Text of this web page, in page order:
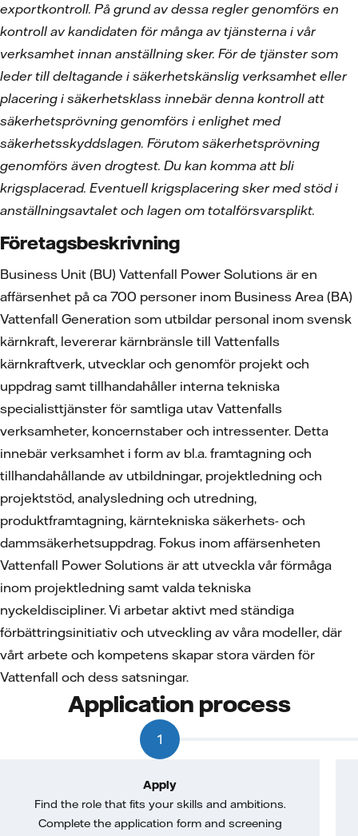
exportkontroll. På grund av dessa regler genomförs en
kontroll av kandidaten för många av tjänsterna i vår
verksamhet innan anställning sker. För de tjänster som
leder till deltagande i säkerhetskänslig verksamhet eller
placering i säkerhetsklass innebär denna kontroll att
säkerhetsprövning genomförs i enlighet med
säkerhetsskyddslagen. Förutom säkerhetsprövning
genomförs även drogtest. Du kan komma att bli
krigsplacerad. Eventuell krigsplacering sker med stöd i
anställningsavtalet och lagen om totalförsvarsplikt.
Företagsbeskrivning
Business Unit (BU) Vattenfall Power Solutions är en
affärsenhet på ca 700 personer inom Business Area (BA)
Vattenfall Generation som utbildar personal inom svensk
kärnkraft, levererar kärnbränsle till Vattenfalls
kärnkraftverk, utvecklar och genomför projekt och
uppdrag samt tillhandahåller interna tekniska
specialisttjänster för samtliga utav Vattenfalls
verksamheter, koncernstaber och intressenter. Detta
innebär verksamhet i form av bl.a. framtagning och
tillhandahållande av utbildningar, projektledning och
projektstöd, analysledning och utredning,
produktframtagning, kärntekniska säkerhets- och
dammsäkerhetsuppdrag. Fokus inom affärsenheten
Vattenfall Power Solutions är att utveckla vår förmåga
inom projektledning samt valda tekniska
nyckeldiscipliner. Vi arbetar aktivt med ständiga
förbättringsinitiativ och utveckling av våra modeller, där
vårt arbete och kompetens skapar stora värden för
Vattenfall och dess satsningar.
Application process
1
Apply
Find the role that fits your skills and ambitions.
Complete the application form and screening